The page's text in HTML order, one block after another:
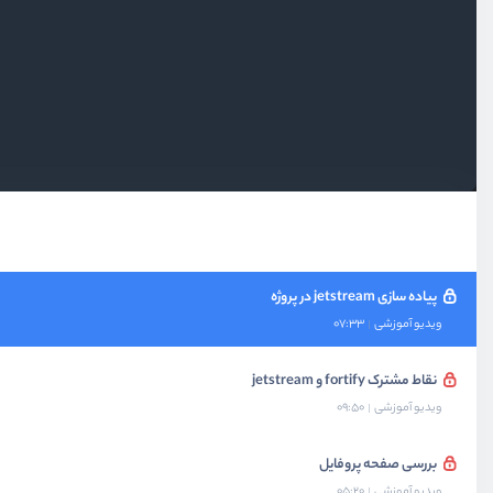
پیاده سازی jetstream در پروژه
ویدیو آموزشی 07:33
نقاط مشترک fortify و jetstream
ویدیو آموزشی 09:50
بررسی صفحه پروفایل